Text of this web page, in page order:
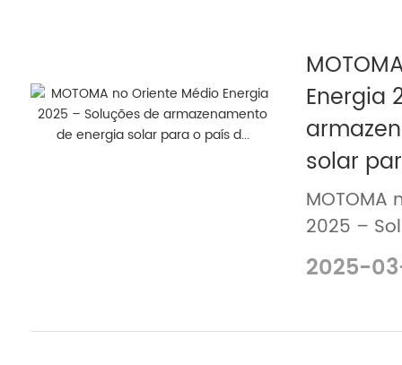
Energia
solar
MOTOMA
2025 –
de
Oriente
2025-